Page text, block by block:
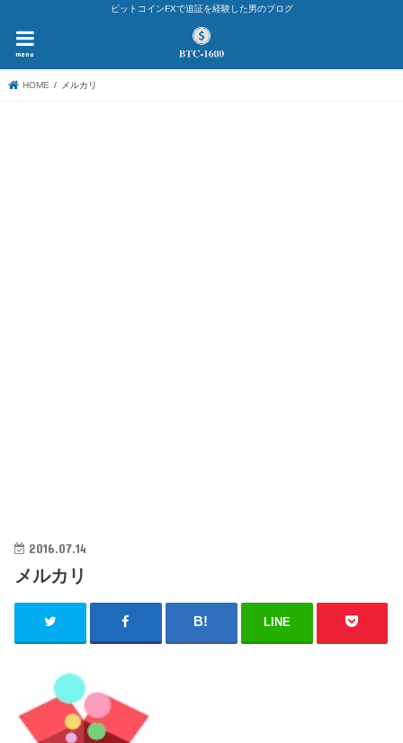
ビットコインFXで追証を経験した男のブログ
menu
HOME メルカリ
2016.07.14
メルカリ
LINE